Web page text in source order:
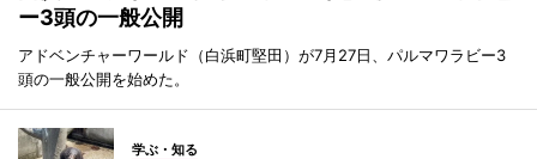
ー3頭の一般公開
アドベンチャーワールド（白浜町堅田）が7月27日、パルマワラビー3
頭の一般公開を始めた。
学ぶ・知る